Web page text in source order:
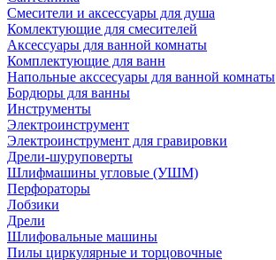
Смесители и аксессуары для душа
Комлектующие для смесителей
Аксессуары для ванной комнаты
Комплектующие для ванн
Напольные акссесуары для ванной комнаты
Бордюры для ванны
Инструменты
Электроинструмент
Электроинструмент для гравировки
Дрели-шуруповерты
Шлифмашины угловые (УШМ)
Перфораторы
Лобзики
Дрели
Шлифовальные машины
Пилы циркулярные и торцовочные